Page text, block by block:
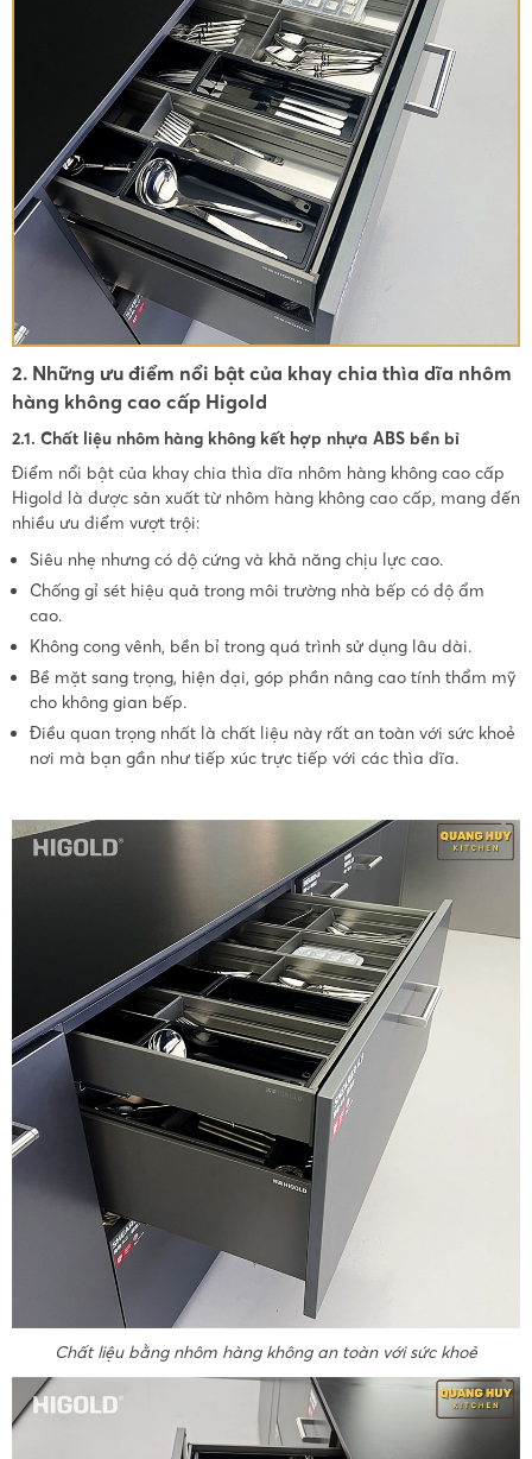
2. Những ưu điểm nổi bật của khay chia thìa dĩa nhôm
hàng không cao cấp Higold
2.1. Chất liệu nhôm hàng không kết hợp nhựa ABS bền bỉ
Điểm nổi bật của khay chia thìa dĩa nhôm hàng không cao cấp
Higold là được sản xuất từ nhôm hàng không cao cấp, mang đến
nhiều ưu điểm vượt trội:
Siêu nhẹ nhưng có độ cứng và khả năng chịu lực cao.
Chống gỉ sét hiệu quả trong môi trường nhà bếp có độ ẩm
cao.
Không cong vênh, bền bỉ trong quá trình sử dụng lâu dài.
Bề mặt sang trọng, hiện đại, góp phần nâng cao tính thẩm mỹ
cho không gian bếp.
Điều quan trọng nhất là chất liệu này rất an toàn với sức khoẻ
nơi mà bạn gần như tiếp xúc trực tiếp với các thìa dĩa.
Chất liệu bằng nhôm hàng không an toàn với sức khoẻ